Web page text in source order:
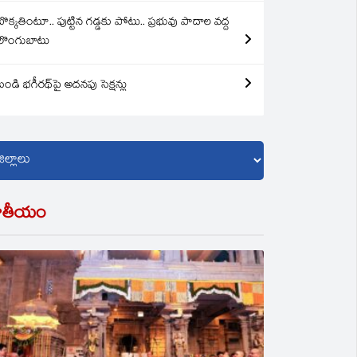
పుట్టిన గడ్డకు పోటు.. ప్రభువు పాదాల వద్ద
భగీరథ్‌పై అదనపు సెక్షన్లు